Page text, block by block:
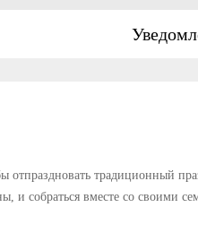
традиционный
и собраться вместе со своими